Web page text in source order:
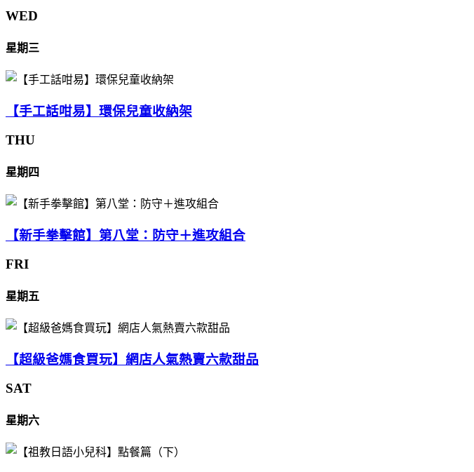
WED
星期三
【手工話咁易】環保兒童收納架
THU
星期四
【新手拳擊館】第八堂：防守＋進攻組合
FRI
星期五
【超級爸媽食買玩】網店人氣熱賣六款甜品
SAT
星期六